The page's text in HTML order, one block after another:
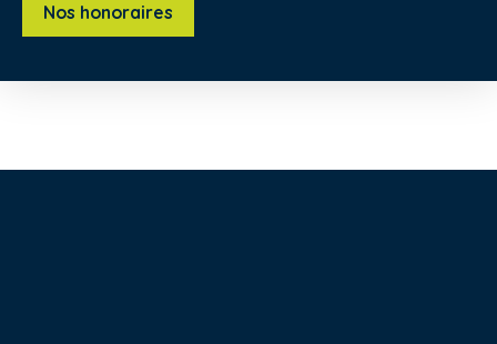
Nos honoraires